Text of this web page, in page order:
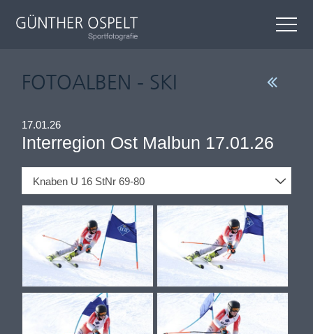
FOTOALBEN - SKI
17.01.26
Interregion Ost Malbun 17.01.26